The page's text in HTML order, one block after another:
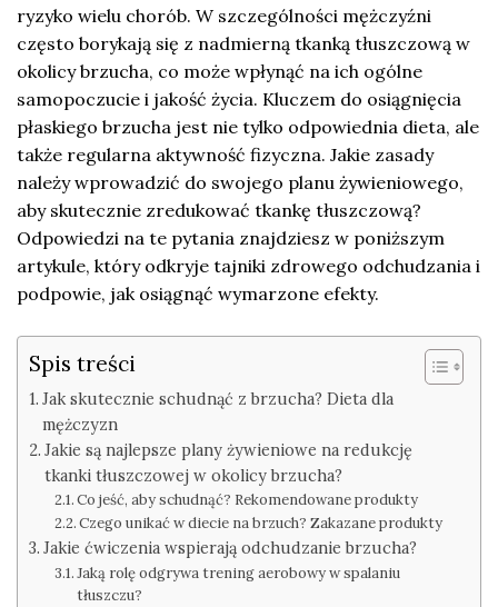
ryzyko wielu chorób. W szczególności mężczyźni
często borykają się z nadmierną tkanką tłuszczową w
okolicy brzucha, co może wpłynąć na ich ogólne
samopoczucie i jakość życia. Kluczem do osiągnięcia
płaskiego brzucha jest nie tylko odpowiednia dieta, ale
także regularna aktywność fizyczna. Jakie zasady
należy wprowadzić do swojego planu żywieniowego,
aby skutecznie zredukować tkankę tłuszczową?
Odpowiedzi na te pytania znajdziesz w poniższym
artykule, który odkryje tajniki zdrowego odchudzania i
podpowie, jak osiągnąć wymarzone efekty.
Spis treści
Jak skutecznie schudnąć z brzucha? Dieta dla
mężczyzn
Jakie są najlepsze plany żywieniowe na redukcję
tkanki tłuszczowej w okolicy brzucha?
Co jeść, aby schudnąć? Rekomendowane produkty
Czego unikać w diecie na brzuch? Zakazane produkty
Jakie ćwiczenia wspierają odchudzanie brzucha?
Jaką rolę odgrywa trening aerobowy w spalaniu
tłuszczu?